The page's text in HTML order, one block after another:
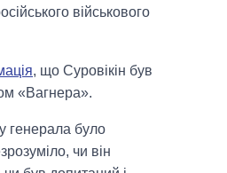
військового
, що Суровікін був
«Вагнера».
генерала було
чи він